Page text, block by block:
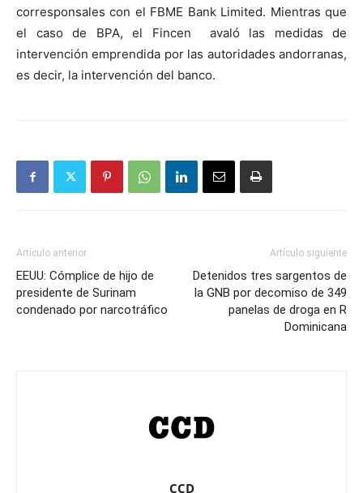
corresponsales con el FBME Bank Limited. Mientras que
el caso de BPA, el Fincen avaló las medidas de
intervención emprendida por las autoridades andorranas,
es decir, la intervención del banco.
Artículo anterior
EEUU: Cómplice de hijo de
presidente de Surinam
condenado por narcotráfico
Artículo siguiente
Detenidos tres sargentos de
la GNB por decomiso de 349
panelas de droga en R
Dominicana
CCD